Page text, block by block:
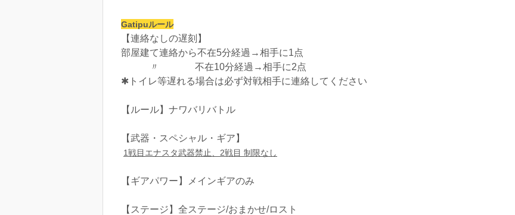
Gatipuルール
【連絡なしの遅刻】
部屋建て連絡から不在5分経過→相手に1点
〃 不在10分経過→相手に2点
✱トイレ等遅れる場合は必ず対戦相手に連絡してください
【ルール】ナワバリバトル
【武器・スペシャル・ギア】
1戦目エナスタ武器禁止、2戦目 制限なし
【ギアパワー】メインギアのみ
【ステージ】全ステージ/おまかせ/ロスト